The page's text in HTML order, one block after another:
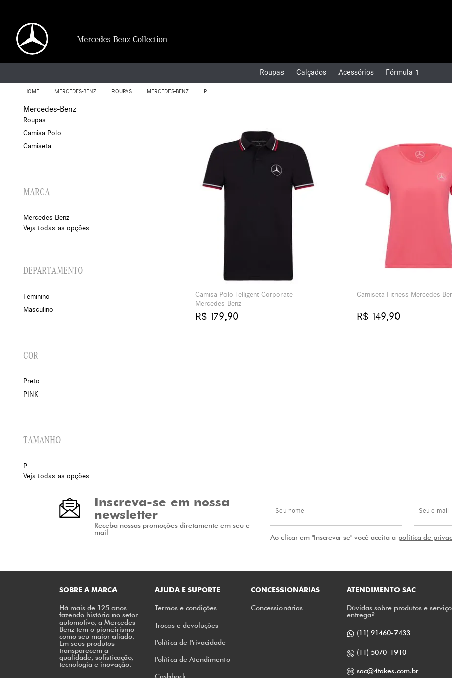
Roupas Calçados Acessórios Fórmula 1
HOME MERCEDES-BENZ ROUPAS MERCEDES-BENZ P
Mercedes-Benz
Roupas
Camisa Polo
Camiseta
MARCA
Mercedes-Benz
Veja todas as opções
DEPARTAMENTO
Feminino
Masculino
COR
Preto
PINK
TAMANHO
P
Veja todas as opções
Camisa Polo Telligent Corporate
Mercedes-Benz
R$ 179,90
Camiseta Fitness Mercedes-
R$ 149,90
Inscreva-se em nossa
newsletter
Receba nossas promoções diretamente em seu e-
mail
Ao clicar em "Inscreva-se" você aceita a política de
SOBRE A MARCA
Há mais de 125 anos
fazendo história no setor
automotivo, a Mercedes-
Benz tem o pioneirismo
como seu maior aliado.
Em seus produtos
transparecem a
qualidade, sofisticação,
tecnologia e inovação.
AJUDA E SUPORTE
Termos e condições
Trocas e devoluções
Política de Privacidade
Política de Atendimento
CONCESSIONÁRIAS
Concessionárias
ATENDIMENTO SAC
Dúvidas sobre produtos e
entrega?
(11) 91460-7433
(11) 5070-1910
sac@4takes.com.br